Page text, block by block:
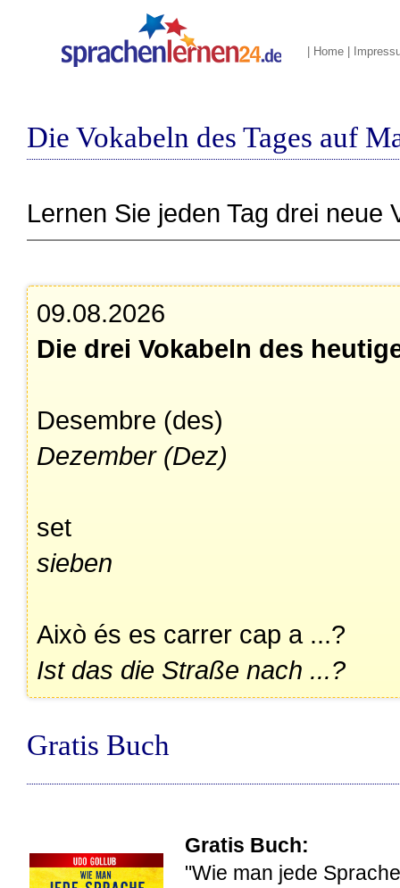
Home
Die Vokabeln des Tages auf
Lernen Sie jeden Tag drei neue
09.08.2026
Die drei Vokabeln des
Desembre (des)
Dezember (Dez)
set
sieben
Això és es carrer cap a ...?
Ist das die Straße nach ...?
Gratis Buch
Gratis Buch:
"Wie man jede